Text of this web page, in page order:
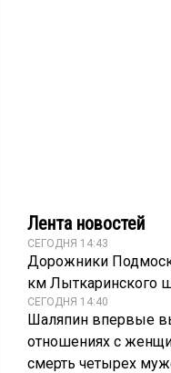
Лента новостей
СЕГОДНЯ 14:43
Дорожники
км Лыткаринского
СЕГОДНЯ 14:40
Шаляпин впервые
отношениях с
смерть четырех